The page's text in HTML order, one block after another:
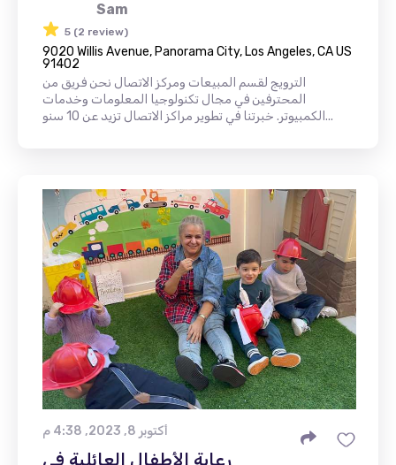
Sam
5 (2 review)
9020 Willis Avenue, Panorama City, Los Angeles, CA US
91402
الترويج لقسم المبيعات ومركز الاتصال نحن فريق من
المحترفين في مجال تكنولوجيا المعلومات وخدمات
الكمبيوتر. خبرتنا في تطوير مراكز الاتصال تزيد عن 10 سنو...
أكتوبر 8, 2023, 4:38 م
رعاية الأطفال العائلية في